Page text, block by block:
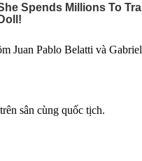
Juan Pablo Belatti và
sân cùng quốc tịch.